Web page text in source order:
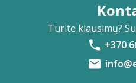
Turite klausimų?
+370